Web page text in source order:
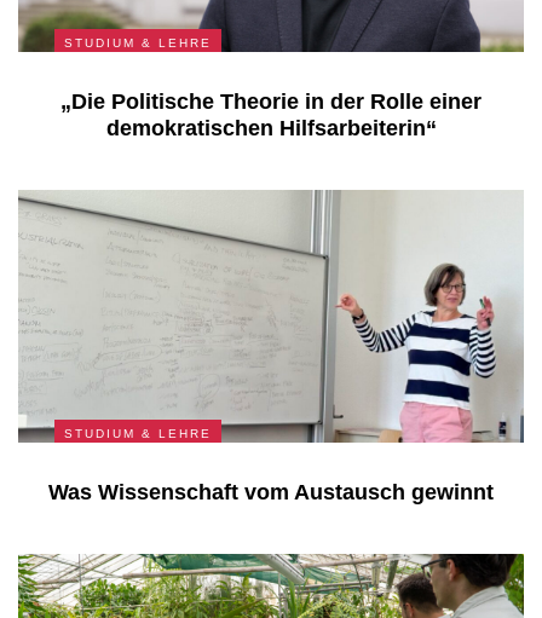
STUDIUM & LEHRE
„Die Politische Theorie in der Rolle einer
demokratischen Hilfsarbeiterin“
STUDIUM & LEHRE
Was Wissenschaft vom Austausch gewinnt